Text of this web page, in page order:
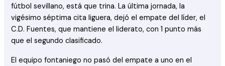
fútbol sevillano, está que trina. La última jornada, la
vigésimo séptima cita liguera, dejó el empate del líder, el
C.D. Fuentes, que mantiene el liderato, con 1 punto más
que el segundo clasificado.
El equipo fontaniego no pasó del empate a uno en el